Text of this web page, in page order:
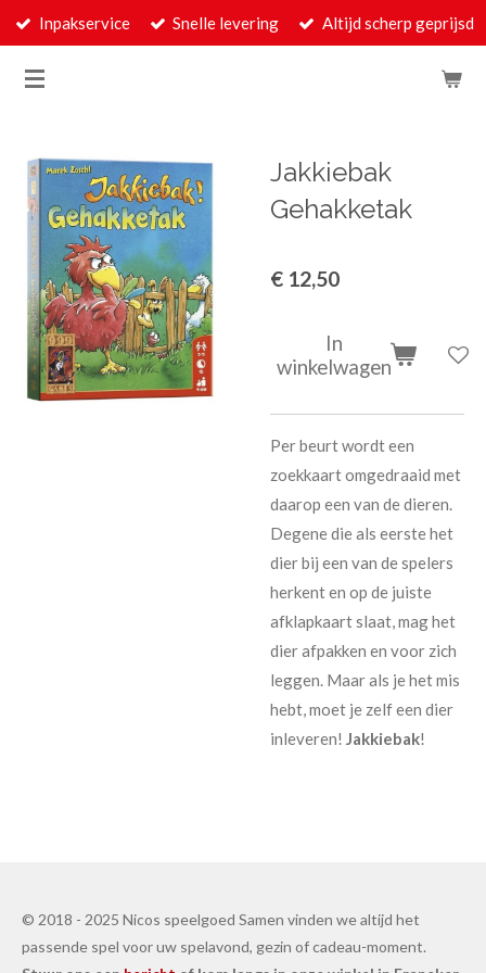
Ga
naar
Inpakservice Snelle levering Altijd scherp geprijsd
Jakkiebak
Gehakketak
€ 12,50
In
winkelwagen
Per beurt wordt een
zoekkaart omgedraaid met
daarop een van de dieren.
Degene die als eerste het
dier bij een van de spelers
herkent en op de juiste
afklapkaart slaat, mag het
dier afpakken en voor zich
leggen. Maar als je het mis
hebt, moet je zelf een dier
inleveren! Jakkiebak!
© 2018 - 2025 Nicos speelgoed Samen vinden we altijd het
passende spel voor uw spelavond, gezin of cadeau-moment.